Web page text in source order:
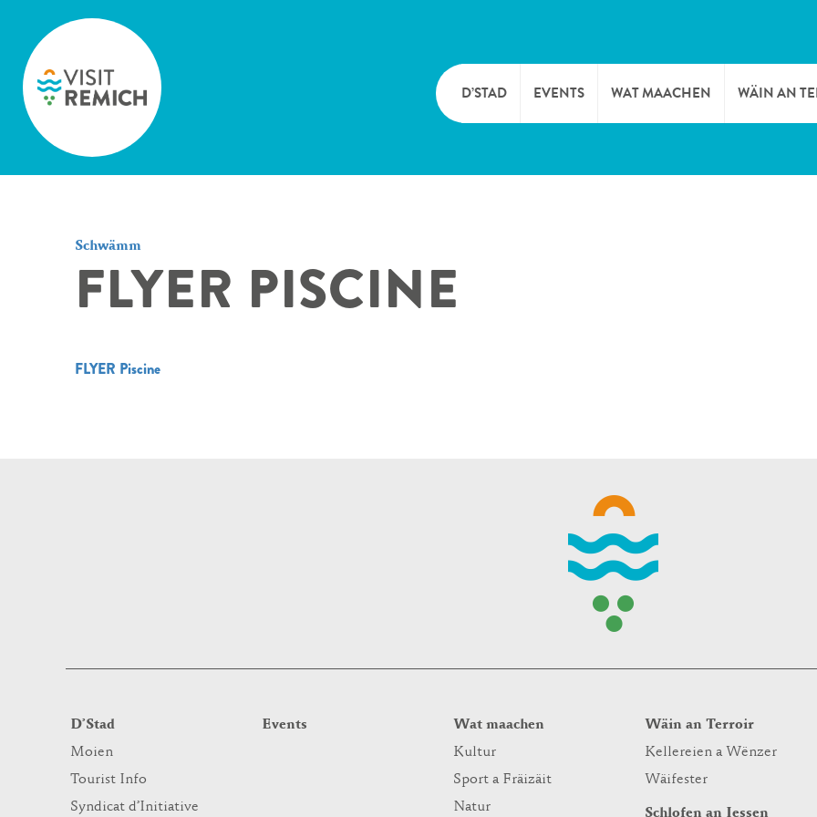
D’STAD EVENTS WAT MAACHEN WÄIN AN
Schwämm
FLYER PISCINE
FLYER Piscine
D’Stad
Moien
Tourist Info
Syndicat d’Initiative
Events
Wat maachen
Kultur
Sport a Fräizäit
Natur
Wäin an Terroir
Kellereien a Wënzer
Wäifester
Schlofen an Iessen